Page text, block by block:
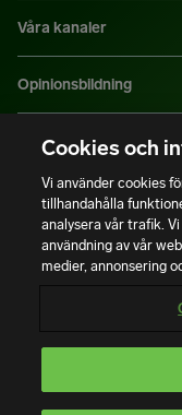
Våra kanaler
Opinionsbildning
Mer information
Copyright ©
Integritetspolicy |
En del av
Cookies och
Vi använder cookies
tillhandahålla
analysera vår trafik.
användning av vår
medier, annonsering